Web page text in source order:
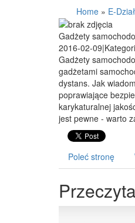
Home » E-
Gadżety
2016-02-09|
Gadżety
gadżetami
dystans. Jak
poprawiające
karykaturalnej
jest pewne - warto
Poleć stronę